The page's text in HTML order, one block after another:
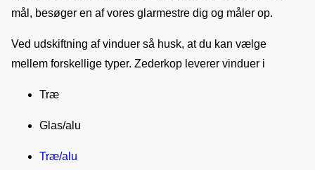
mål, besøger en af vores glarmestre dig og måler op.
Ved udskiftning af vinduer så husk, at du kan vælge
mellem forskellige typer. Zederkop leverer vinduer i
Træ
Glas/alu
Træ/alu